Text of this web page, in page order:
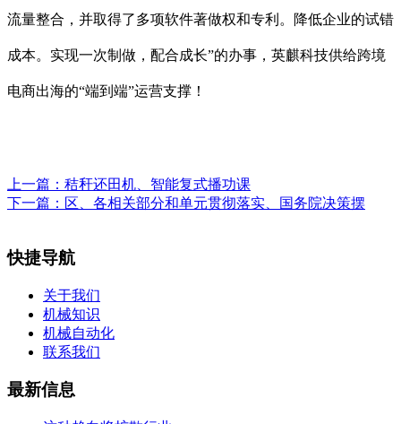
流量整合，并取得了多项软件著做权和专利。降低企业的试错
成本。实现一次制做，配合成长”的办事，英麒科技供给跨境
电商出海的“端到端”运营支撑！
上一篇： 秸秆还田机、智能复式播功课
下一篇： 区、各相关部分和单元贯彻落实、国务院决策摆
快捷导航
关于我们
机械知识
机械自动化
联系我们
最新信息